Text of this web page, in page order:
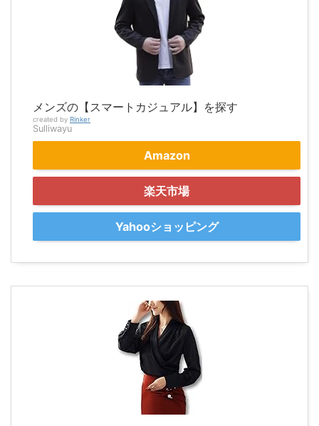
メンズの【スマートカジュアル】を探す
created by Rinker
Sulliwayu
Amazon
楽天市場
Yahooショッピング